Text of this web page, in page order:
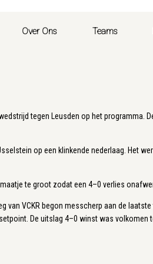
Over Ons Teams
tegen Leusden op het programma.
op een klinkende nederlaag. Het
te groot zodat een 4–0 verlies
van VCKR begon messcherp aan de
setpoint. De uitslag 4–0 winst was volkomen